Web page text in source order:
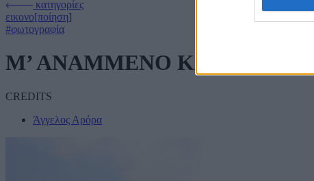
κατηγορίες
εικονο[ποίηση]
#φωτογραφία
Μ’ ΑΝΑΜΜΕΝΟ ΚΑΝΤΗΛΙ
CREDITS
Άγγελος Αρόρα